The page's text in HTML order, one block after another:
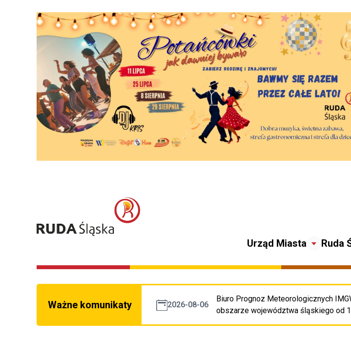
Urząd Miasta Ruda
Ważne komunikaty 2026-08-06
Biuro Prognoz Meteorologicznych
obszarze województwa śląskiego od